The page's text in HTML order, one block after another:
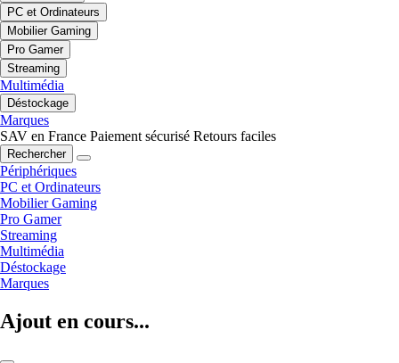
PC et Ordinateurs
Mobilier Gaming
Pro Gamer
Streaming
Multimédia
Déstockage
Marques
SAV en France Paiement sécurisé Retours faciles
Rechercher
Périphériques
PC et Ordinateurs
Mobilier Gaming
Pro Gamer
Streaming
Multimédia
Déstockage
Marques
Ajout en cours...